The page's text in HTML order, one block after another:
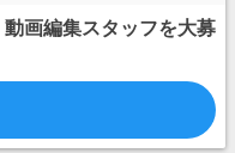
画編集スタッフを大募